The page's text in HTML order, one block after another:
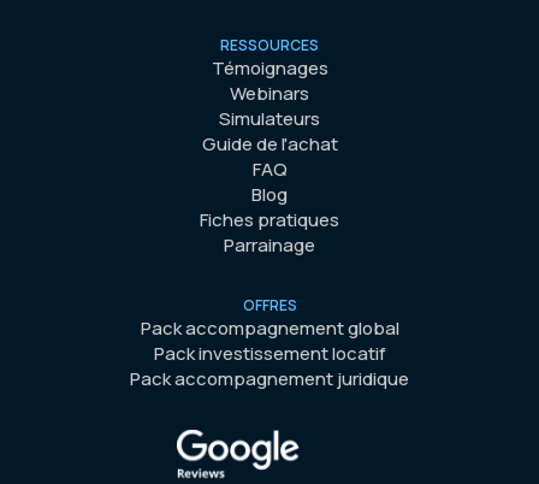
RESSOURCES
Témoignages
Webinars
Simulateurs
Guide de l'achat
FAQ
Blog
Fiches pratiques
Parrainage
OFFRES
Pack accompagnement global
Pack investissement locatif
Pack accompagnement juridique